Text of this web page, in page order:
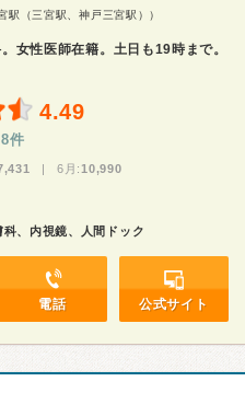
駅（三宮駅、神戸三宮駅））
女性医師在籍。土日も19時まで。
4.49
件
| 6月: 10,990
、内視鏡、人間ドック
電話 公式サイト